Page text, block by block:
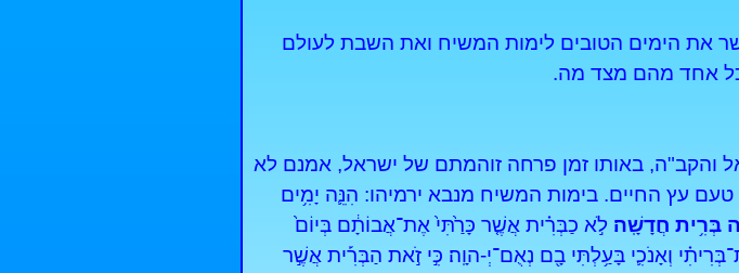
את הימים הטובים לימות המשיח ואת השבת לעולם
כל אחד מהם מצד מה.
והקב"ה, באותו זמן פרחה זוהמתם של ישראל, אמנם לא
עץ החיים. בימות המשיח מנבא ירמיהו: הִנֵּ֛ה יָמִ֥ים
בְּרִ֥ית חֲדָשָֽׁה ׃ לֹ֣א כַבְּרִ֗ית אֲשֶׁ֤ר כָּרַ֙תִּי֙ אֶת־אֲבוֹתָ֔ם בְּיוֹם֙
וְאָנֹכִ֛י בָּעַ֥לְתִּי בָ֖ם נְאֻם־יְ-הוָֽה׃ כִּ֣י זֹ֣את הַבְּרִ֡ית אֲשֶׁ֣ר